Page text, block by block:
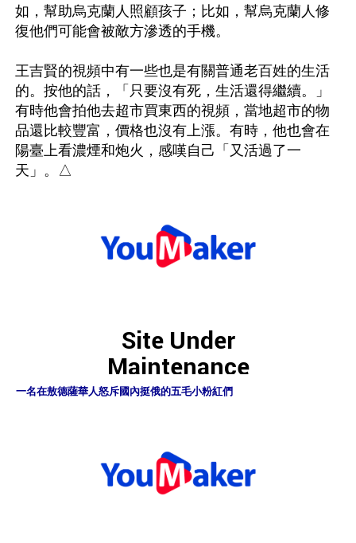
如，幫助烏克蘭人照顧孩子；比如，幫烏克蘭人修
復他們可能會被敵方滲透的手機。
王吉賢的視頻中有一些也是有關普通老百姓的生活
的。按他的話，「只要沒有死，生活還得繼續。」
有時他會拍他去超市買東西的視頻，當地超市的物
品還比較豐富，價格也沒有上漲。有時，他也會在
陽臺上看濃煙和炮火，感嘆自己「又活過了一
一名在敖德薩華人怒斥國內挺俄的五毛小粉紅們